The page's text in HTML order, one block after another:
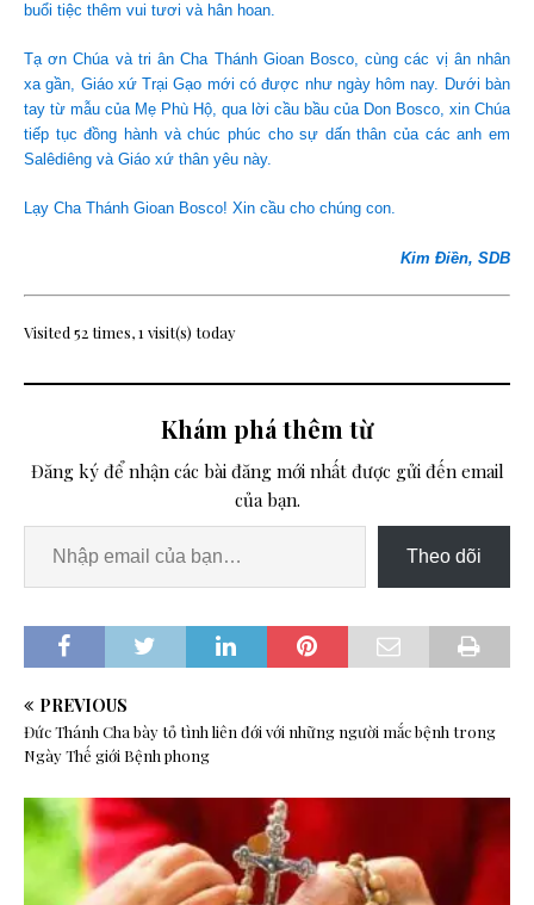
buổi tiệc thêm vui tươi và hân hoan.
Tạ ơn Chúa và tri ân Cha Thánh Gioan Bosco, cùng các vị ân nhân
xa gần, Giáo xứ Trại Gạo mới có được như ngày hôm nay. Dưới bàn
tay từ mẫu của Mẹ Phù Hộ, qua lời cầu bầu của Don Bosco, xin Chúa
tiếp tục đồng hành và chúc phúc cho sự dấn thân của các anh em
Salêdiêng và Giáo xứ thân yêu này.
Lạy Cha Thánh Gioan Bosco! Xin cầu cho chúng con.
Kim Điền, SDB
Visited 52 times, 1 visit(s) today
Khám phá thêm từ
Đăng ký để nhận các bài đăng mới nhất được gửi đến email
của bạn.
Theo dõi
PREVIOUS
Đức Thánh Cha bày tỏ tình liên đới với những người mắc bệnh trong
Ngày Thế giới Bệnh phong
N
E
X
T